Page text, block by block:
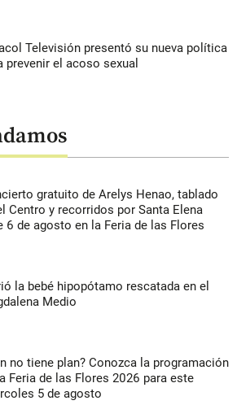
Televisión presentó su nueva política
prevenir el acoso sexual
gratuito de Arelys Henao, tablado
Centro y recorridos por Santa Elena
6 de agosto en la Feria de las Flores
la bebé hipopótamo rescatada en el
Medio
no tiene plan? Conozca la programación
Feria de las Flores 2026 para este
5 de agosto